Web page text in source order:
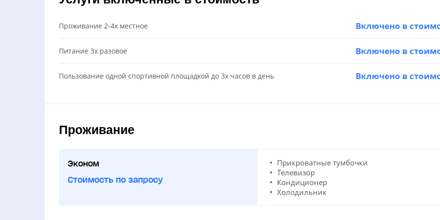
Проживание 2-4х местное Включено в
Питание 3х разовое Включено в
Пользование одной спортивной площадкой до 3х часов в день Включено в
Проживание
Эконом
Стоимость по запросу
Прикроватные тумбочки
Телевизор
Кондиционер
Холодильник